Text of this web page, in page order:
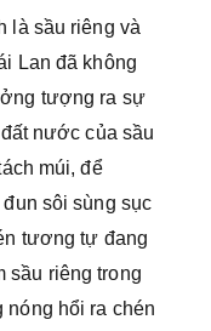
là sầu riêng và
Lan đã không
tượng ra sự
nước của sầu
múi, để
sôi sùng sục
tương tự đang
sầu riêng trong
nóng hổi ra chén